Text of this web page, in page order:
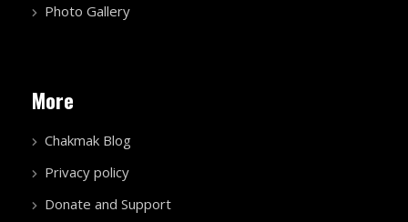
Photo Gallery
More
Chakmak Blog
Privacy policy
Donate and Support